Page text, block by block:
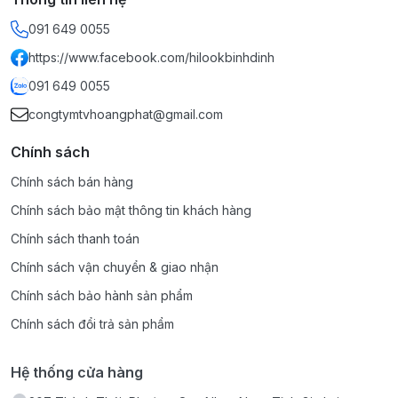
091 649 0055
https://www.facebook.com/hilookbinhdinh
091 649 0055
congtymtvhoangphat@gmail.com
Chính sách
Chính sách bán hàng
Chính sách bảo mật thông tin khách hàng
Chính sách thanh toán
Chính sách vận chuyển & giao nhận
Chính sách bảo hành sản phẩm
Chính sách đổi trả sản phẩm
Hệ thống cửa hàng